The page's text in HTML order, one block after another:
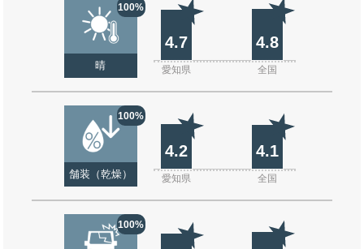
100%
晴
4.7 4.8
愛知県 全国
100%
舗装（乾燥）
4.2 4.1
愛知県 全国
100%